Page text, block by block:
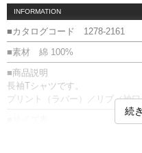
INFORMATION
■カタログコード 1278-2161
■素材 綿 100%
■商品説明
長袖Tシャツです。
プリント（ラバー）／リブ（袖
続